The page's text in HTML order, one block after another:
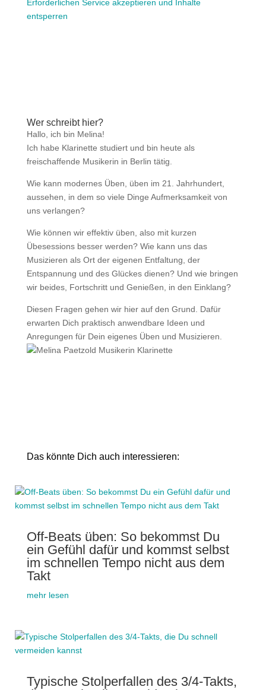
Erforderlichen Service akzeptieren und Inhalte
entsperren
Wer schreibt hier?
Hallo, ich bin Melina!
Ich habe Klarinette studiert und bin heute als
freischaffende Musikerin in Berlin tätig.
Wie kann modernes Üben, üben im 21. Jahrhundert,
aussehen, in dem so viele Dinge Aufmerksamkeit von
uns verlangen?
Wie können wir effektiv üben, also mit kurzen
Übesessions besser werden? Wie kann uns das
Musizieren als Ort der eigenen Entfaltung, der
Entspannung und des Glückes dienen? Und wie bringen
wir beides, Fortschritt und Genießen, in den Einklang?
Diesen Fragen gehen wir hier auf den Grund. Dafür
erwarten Dich praktisch anwendbare Ideen und
Anregungen für Dein eigenes Üben und Musizieren.
Das könnte Dich auch interessieren:
Off-Beats üben: So bekommst Du
ein Gefühl dafür und kommst selbst
im schnellen Tempo nicht aus dem
Takt
mehr lesen
Typische Stolperfallen des 3/4-Takts,